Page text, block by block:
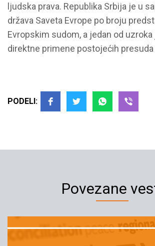
ljudska prava. Republika Srbija je u
država Saveta Evrope po broju
Evropskim sudom, a jedan od
direktne primene postojećih presuda
PODELI:
Povezane